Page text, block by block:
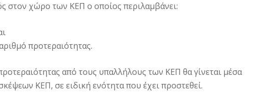
στον χώρο των ΚΕΠ ο οποίος περιλαμβάνει:
προτεραιότητας.
από τους υπαλλήλους των ΚΕΠ θα γίνεται μέσα
ΚΕΠ, σε ειδική ενότητα που έχει προστεθεί.